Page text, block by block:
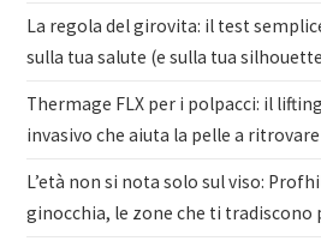
La regola del girovita: il test
sulla tua salute (e sulla tua
Thermage FLX per i polpacci: il
invasivo che aiuta la pelle a
L’età non si nota solo sul viso:
ginocchia, le zone che ti tradiscono